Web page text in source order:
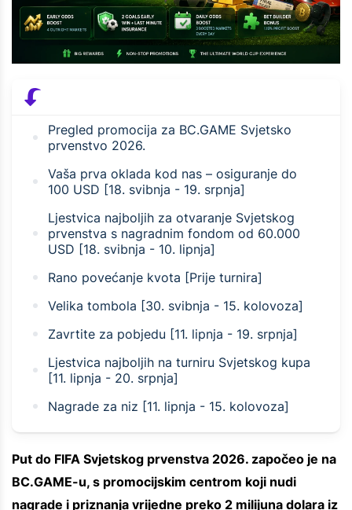
Pregled promocija za BC.GAME Svjetsko
prvenstvo 2026.
Vaša prva oklada kod nas – osiguranje do
100 USD [18. svibnja - 19. srpnja]
Ljestvica najboljih za otvaranje Svjetskog
prvenstva s nagradnim fondom od 60.000
USD [18. svibnja - 10. lipnja]
Rano povećanje kvota [Prije turnira]
Velika tombola [30. svibnja - 15. kolovoza]
Zavrtite za pobjedu [11. lipnja - 19. srpnja]
Ljestvica najboljih na turniru Svjetskog kupa
[11. lipnja - 20. srpnja]
Nagrade za niz [11. lipnja - 15. kolovoza]
Put do FIFA Svjetskog prvenstva 2026. započeo je na
BC.GAME-u, s promocijskim centrom koji nudi
nagrade i priznanja vrijedne preko 2 milijuna dolara iz